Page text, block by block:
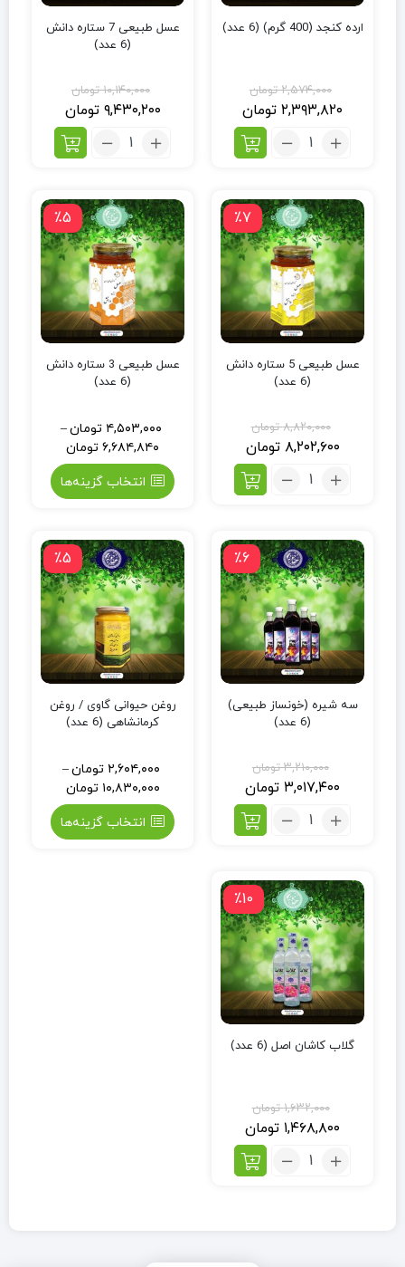
ارده کنجد (400 گرم) (6 عدد)
۲,۵۷۴,۰۰۰ تومان
۲,۳۹۳,۸۲۰ تومان
عسل طبیعی 7 ستاره دانش
(6 عدد)
۱۰,۱۴۰,۰۰۰ تومان
۹,۴۳۰,۲۰۰ تومان
٪7
عسل طبیعی 5 ستاره دانش
(6 عدد)
۸,۸۲۰,۰۰۰ تومان
۸,۲۰۲,۶۰۰ تومان
٪5
عسل طبیعی 3 ستاره دانش
(6 عدد)
۴,۵۰۳,۰۰۰ تومان–
۶,۶۸۴,۸۴۰ تومان
انتخاب گزینه‌ها
٪6
سه شیره (خونساز طبیعی)
(6 عدد)
۳,۲۱۰,۰۰۰ تومان
۳,۰۱۷,۴۰۰ تومان
٪5
روغن حیوانی گاوی / روغن
کرمانشاهی (6 عدد)
۲,۶۰۴,۰۰۰ تومان–
۱۰,۸۳۰,۰۰۰ تومان
انتخاب گزینه‌ها
٪10
گلاب کاشان اصل (6 عدد)
۱,۶۳۲,۰۰۰ تومان
۱,۴۶۸,۸۰۰ تومان